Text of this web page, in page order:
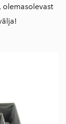
olemasolevast